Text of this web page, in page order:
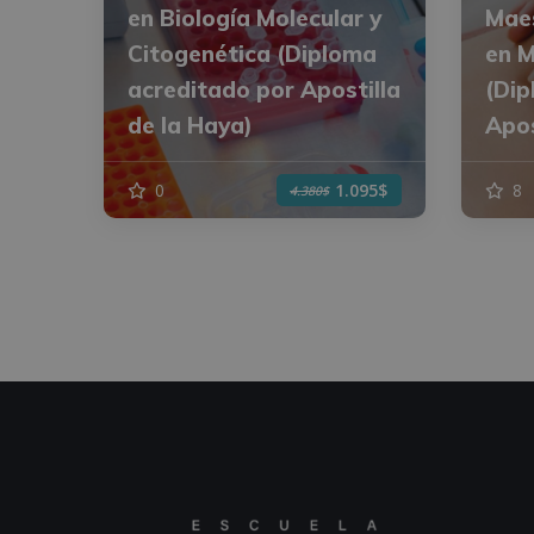
en Biología Molecular y
Citogenética (Diploma
acreditado por Apostilla
de la Haya)
0 4.380$ 1.095$
en
8